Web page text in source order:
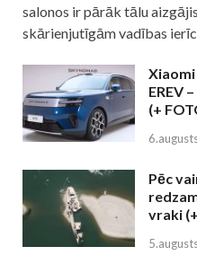
salonos ir pārāk tālu
skārienjutīgām vadības
EREV
(+
Pēc
vraki